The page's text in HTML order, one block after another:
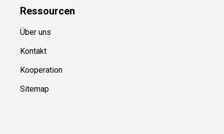
Ressourcen
Über uns
Kontakt
Kooperation
Sitemap